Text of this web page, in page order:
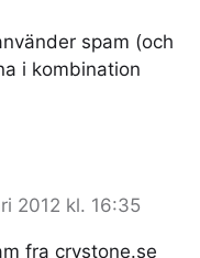
spam (och
i kombination
2012 kl. 16:35
fra crystone.se